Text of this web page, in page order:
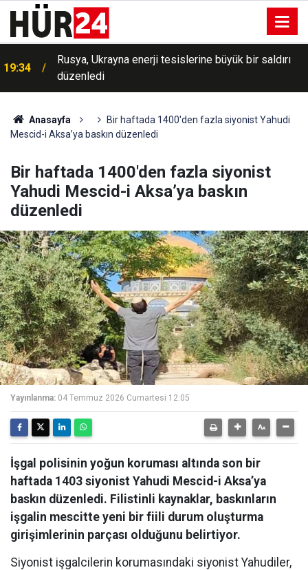
19:34
Rusya, Ukrayna enerji tesislerine büyük bir saldırı
düzenledi
Anasayfa
Bir haftada 1400'den fazla siyonist Yahudi
Mescid-i Aksa’ya baskın düzenledi
Bir haftada 1400'den fazla siyonist
Yahudi Mescid-i Aksa’ya baskın
düzenledi
Yayınlanma: 04 Temmuz 2026 Cumartesi 12:05
İşgal polisinin yoğun koruması altında son bir
haftada 1403 siyonist Yahudi Mescid-i Aksa’ya
baskın düzenledi. Filistinli kaynaklar, baskınların
işgalin mescitte yeni bir fiili durum oluşturma
girişimlerinin parçası olduğunu belirtiyor.
Siyonist işgalcilerin korumasındaki siyonist Yahudiler,